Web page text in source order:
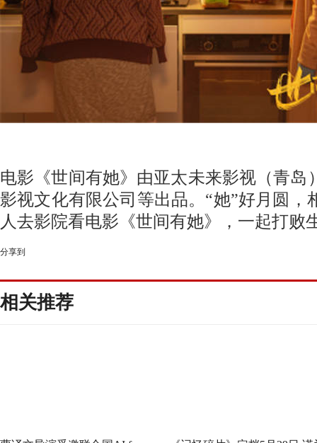
电影《世间有她》由亚太未来影视（青岛
影视文化有限公司 等出品。 “她”好月圆，
人去影院看电影《世间有她》，一起打败
分享到
相关推荐